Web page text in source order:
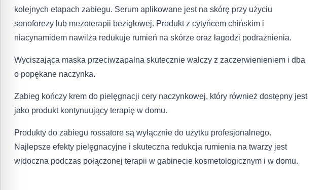
kolejnych etapach zabiegu. Serum aplikowane jest na skórę przy użyciu
sonoforezy lub mezoterapii bezigłowej. Produkt z cytyńcem chińskim i
niacynamidem nawilża redukuje rumień na skórze oraz łagodzi podrażnienia.
Wyciszająca maska przeciwzapalna skutecznie walczy z zaczerwienieniem i dba
o popękane naczynka.
Zabieg kończy krem do pielęgnacji cery naczynkowej, który również dostępny jest
jako produkt kontynuujący terapię w domu.
Produkty do zabiegu rossatore są wyłącznie do użytku profesjonalnego.
Najlepsze efekty pielęgnacyjne i skuteczna redukcja rumienia na twarzy jest
widoczna podczas połączonej terapii w gabinecie kosmetologicznym i w domu.